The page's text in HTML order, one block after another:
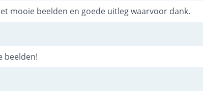
mooie beelden en goede uitleg waarvoor dank.
beelden!